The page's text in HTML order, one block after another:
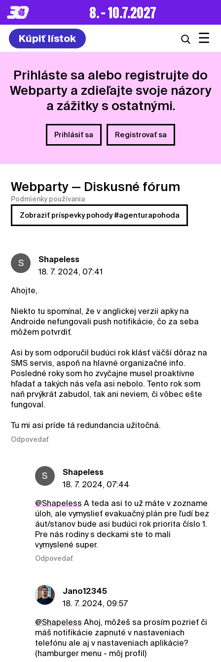
8. – 10.7.2027
Kúpiť lístok ☰
Prihláste sa alebo registrujte do
Webparty a zdieľajte svoje názory
a zážitky s ostatnými.
Prihlásiť sa Registrovať sa
Webparty — Diskusné fórum
Podmienky používania
Zobraziť príspevky pohody #agenturapohoda
S
ShapeIess
18. 7. 2024, 07:41
Ahojte,
Niekto tu spomínal, že v anglickej verzii apky na
Androide nefungovali push notifikácie, čo za seba
môžem potvrdiť.
Asi by som odporučil budúci rok klásť väčší dôraz na
SMS servis, aspoň na hlavné organizačné info.
Posledné roky som ho zvyčajne musel proaktívne
hľadať a takých nás veľa asi nebolo. Tento rok som
naň prvýkrát zabudol, tak ani neviem, či vôbec ešte
fungoval.
Tu mi asi príde tá redundancia užitočná.
Odpovedať
S
ShapeIess
18. 7. 2024, 07:44
@ShapeIess A teda asi to už máte v zozname
úloh, ale vymyslieť evakuačný plán pre ľudí bez
áut/stanov bude asi budúci rok priorita číslo 1.
Pre nás rodiny s deckami ste to mali
vymyslené super.
Odpovedať
Jano12345
18. 7. 2024, 09:57
@ShapeIess Ahoj, môžeš sa prosím pozrieť či
máš notifikácie zapnuté v nastaveniach
telefónu ale aj v nastaveniach aplikácie?
(hamburger menu - môj profil)